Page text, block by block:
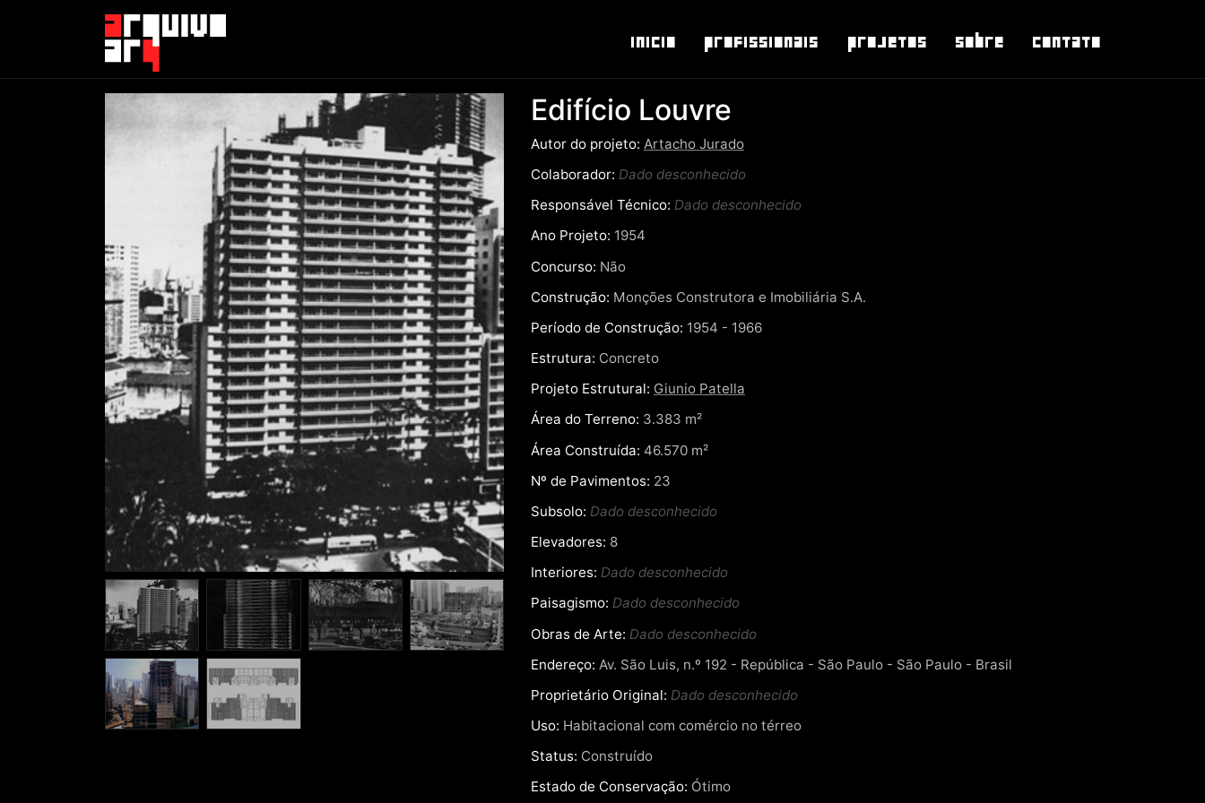
Inicio Profissionais Projetos Sobre Contato
Edifício Louvre
Autor do projeto: Artacho Jurado
Colaborador: Dado desconhecido
Responsável Técnico: Dado desconhecido
Ano Projeto: 1954
Concurso: Não
Construção: Monções Construtora e Imobiliária S.A.
Período de Construção: 1954 - 1966
Estrutura: Concreto
Projeto Estrutural: Giunio Patella
Área do Terreno: 3.383 m²
Área Construída: 46.570 m²
Nº de Pavimentos: 23
Subsolo: Dado desconhecido
Elevadores: 8
Interiores: Dado desconhecido
Paisagismo: Dado desconhecido
Obras de Arte: Dado desconhecido
Endereço: Av. São Luis, n.º 192 - República - São Paulo - São Paulo - Brasil
Proprietário Original: Dado desconhecido
Uso: Habitacional com comércio no térreo
Status: Construído
Estado de Conservação: Ótimo